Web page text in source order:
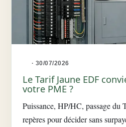
· 30/07/2026
Le Tarif Jaune EDF
votre PME ?
Puissance, HP/HC, passage du
repères pour décider sans